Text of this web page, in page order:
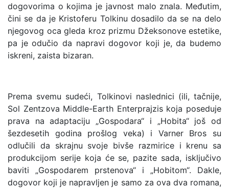
dogovorima o kojima je javnost malo znala. Međutim,
čini se da je Kristoferu Tolkinu dosadilo da se na delo
njegovog oca gleda kroz prizmu Džeksonove estetike,
pa je odučio da napravi dogovor koji je, da budemo
iskreni, zaista bizaran.
Prema svemu sudeći, Tolkinovi naslednici (ili, tačnije,
Sol Zentzova Middle-Earth Enterprajzis koja poseduje
prava na adaptaciju „Gospodara“ i „Hobita“ još od
šezdesetih godina prošlog veka) i Varner Bros su
odlučili da skrajnu svoje bivše razmirice i krenu sa
produkcijom serije koja će se, pazite sada, isključivo
baviti „Gospodarem prstenova“ i „Hobitom“. Dakle,
dogovor koji je napravljen je samo za ova dva romana,